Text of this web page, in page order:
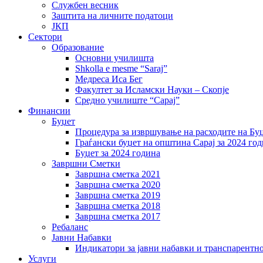
Службен весник
Заштита на личните податоци
ЈКП
Сектори
Образование
Основни училишта
Shkolla e mesme “Saraj”
Медреса Иса Бег
Факултет за Исламски Науки – Скопје
Средно училиште “Сарај”
Финансии
Буџет
Процедура за извршување на расходите на
Граѓански буџет на општина Сарај за 2024
Буџет за 2024 година
Завршни Сметки
Завршна сметка 2021
Завршна сметка 2020
Завршна сметка 2019
Завршна сметка 2018
Завршна сметка 2017
Ребаланс
Јавни Набавки
Индикатори за јавни набавки и
Услуги